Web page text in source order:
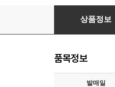
바그너: 니벨룽
상품정보
품목정보
발매일